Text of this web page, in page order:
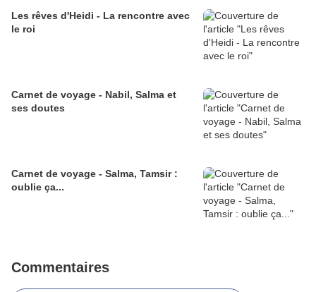
Les rêves d'Heidi - La rencontre avec
le roi
Carnet de voyage - Nabil, Salma et
ses doutes
Carnet de voyage - Salma, Tamsir :
oublie ça...
Commentaires